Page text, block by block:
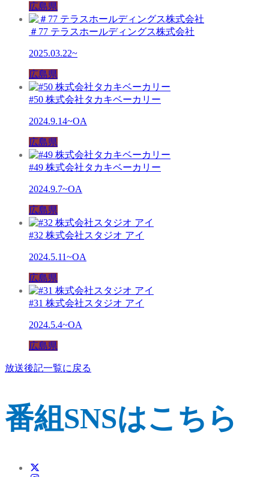
広島県
＃77 テラスホールディングス株式会社
2025.03.22~
広島県
#50 株式会社タカキベーカリー
2024.9.14~OA
広島県
#49 株式会社タカキベーカリー
2024.9.7~OA
広島県
#32 株式会社スタジオ アイ
2024.5.11~OA
広島県
#31 株式会社スタジオ アイ
2024.5.4~OA
広島県
放送後記一覧に戻る
番組SNSはこちら